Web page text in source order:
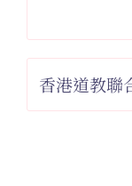
香港道教聯